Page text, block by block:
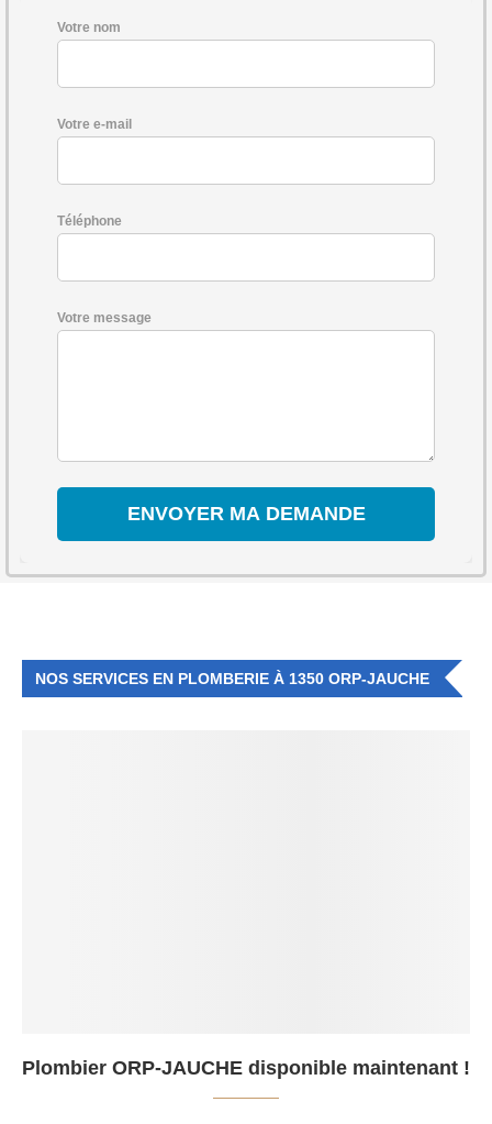
Votre nom
Votre e-mail
Téléphone
Votre message
NOS SERVICES EN PLOMBERIE À 1350 ORP-JAUCHE
Plombier ORP-JAUCHE disponible maintenant !